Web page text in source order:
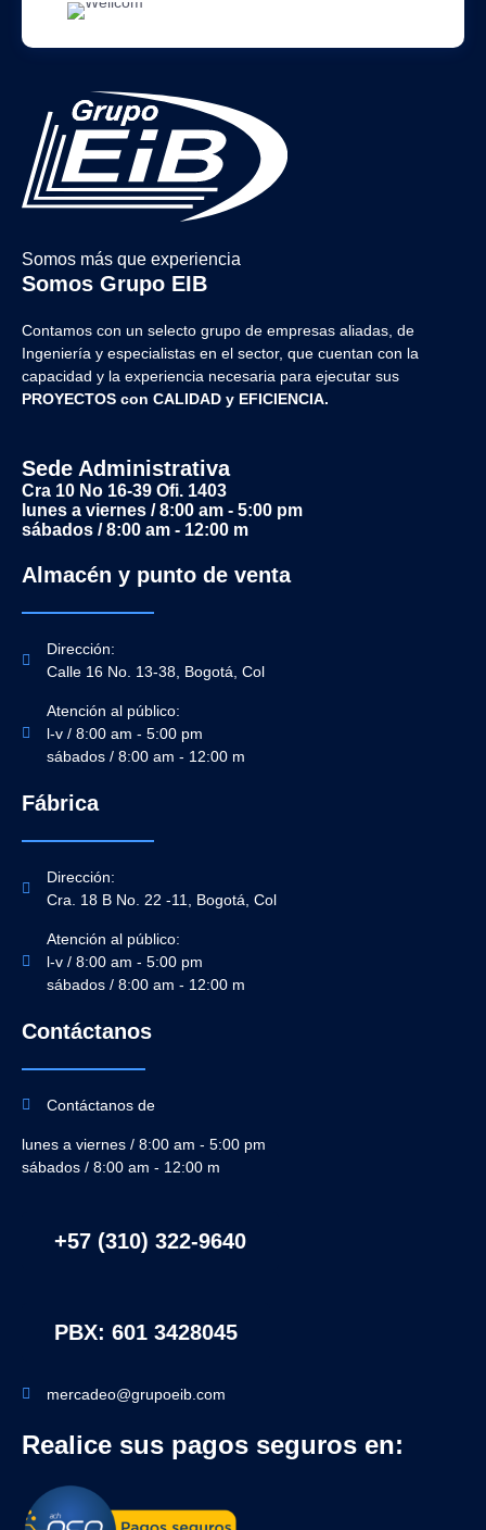
Somos más que experiencia
Somos Grupo EIB
Contamos con un selecto grupo de empresas aliadas, de
Ingeniería y especialistas en el sector, que cuentan con la
capacidad y la experiencia necesaria para ejecutar sus
PROYECTOS con CALIDAD y EFICIENCIA.
Sede Administrativa
Cra 10 No 16-39 Ofi. 1403
lunes a viernes / 8:00 am - 5:00 pm
sábados / 8:00 am - 12:00 m
Almacén y punto de venta
Dirección:
Calle 16 No. 13-38, Bogotá, Col
Atención al público:
l-v / 8:00 am - 5:00 pm
sábados / 8:00 am - 12:00 m
Fábrica
Dirección:
Cra. 18 B No. 22 -11, Bogotá, Col
Atención al público:
l-v / 8:00 am - 5:00 pm
sábados / 8:00 am - 12:00 m
Contáctanos
Contáctanos de
lunes a viernes / 8:00 am - 5:00 pm
sábados / 8:00 am - 12:00 m
+57 (310) 322-9640
PBX: 601 3428045
mercadeo@grupoeib.com
Realice sus pagos seguros en: